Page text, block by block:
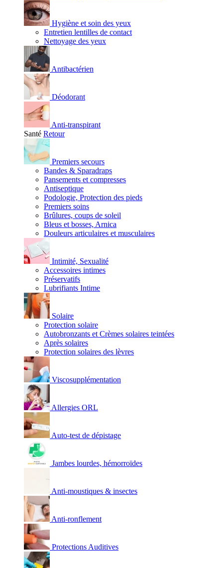
Hygiène et soin des yeux
Entretien lentilles de contact
Nettoyage des yeux
Antibactérien
Déodorant
Anti-transpirant
Santé Retour
Premiers secours
Bandes & Sparadraps
Pansements et compresses
Antiseptique
Podologie, Protection des pieds
Premiers soins
Brûlures, coups de soleil
Bleus et bosses, Arnica
Douleurs articulaires et musculaires
Intimité, Sexualité
Accessoires intimes
Préservatifs
Lubrifiants Intime
Solaire
Protection solaire
Autobronzants et Crèmes solaires teintées
Après solaires
Protection solaires des lèvres
Viscosupplémentation
Allergies ORL
Auto-test de dépistage
Jambes lourdes, hémorroïdes
Anti-moustiques & insectes
Anti-ronflement
Protections Auditives